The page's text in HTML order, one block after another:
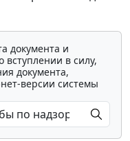
документа и
в силу,
документа,
версии системы